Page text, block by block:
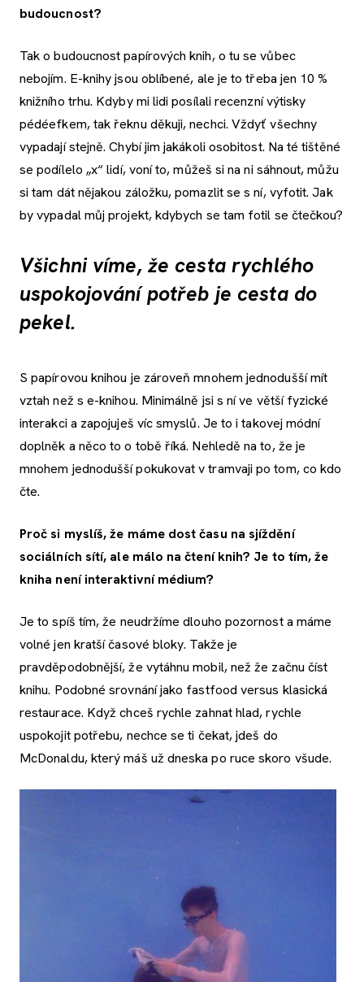
budoucnost?
Tak o budoucnost papírových knih, o tu se vůbec
nebojím. E-knihy jsou oblíbené, ale je to třeba jen 10 %
knižního trhu. Kdyby mi lidi posílali recenzní výtisky
pédéefkem, tak řeknu děkuji, nechci. Vždyť všechny
vypadají stejně. Chybí jim jakákoli osobitost. Na té tištěné
se podílelo „x“ lidí, voní to, můžeš si na ni sáhnout, můžu
si tam dát nějakou záložku, pomazlit se s ní, vyfotit. Jak
by vypadal můj projekt, kdybych se tam fotil se čtečkou?
Všichni víme, že cesta rychlého
uspokojování potřeb je cesta do
pekel.
S papírovou knihou je zároveň mnohem jednodušší mít
vztah než s e-knihou. Minimálně jsi s ní ve větší fyzické
interakci a zapojuješ víc smyslů. Je to i takovej módní
doplněk a něco to o tobě říká. Nehledě na to, že je
mnohem jednodušší pokukovat v tramvaji po tom, co kdo
čte.
Proč si myslíš, že máme dost času na sjíždění
sociálních sítí, ale málo na čtení knih? Je to tím, že
kniha není interaktivní médium?
Je to spíš tím, že neudržíme dlouho pozornost a máme
volné jen kratší časové bloky. Takže je
pravděpodobnější, že vytáhnu mobil, než že začnu číst
knihu. Podobné srovnání jako fastfood versus klasická
restaurace. Když chceš rychle zahnat hlad, rychle
uspokojit potřebu, nechce se ti čekat, jdeš do
McDonaldu, který máš už dneska po ruce skoro všude.